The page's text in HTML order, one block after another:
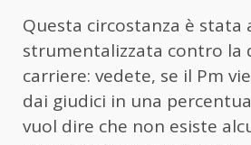
Questa circostanza è
strumentalizzata contro la
carriere: vedete, se il Pm
dai giudici in una
vuol dire che non esiste